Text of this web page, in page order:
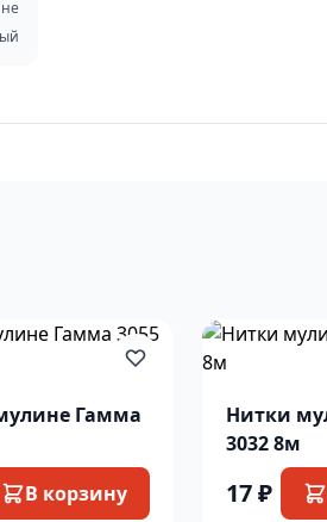
Гамма
В корзину
Нитки
3032 8м
17 ₽